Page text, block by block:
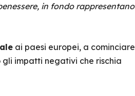
in fondo rappresentano
ai paesi europei, a cominciare
impatti negativi che rischia